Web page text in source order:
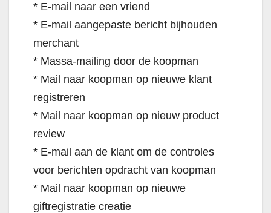
* E-mail naar een vriend
* E-mail aangepaste bericht bijhouden
merchant
* Massa-mailing door de koopman
* Mail naar koopman op nieuwe klant
registreren
* Mail naar koopman op nieuw product
review
* E-mail aan de klant om de controles
voor berichten opdracht van koopman
* Mail naar koopman op nieuwe
giftregistratie creatie